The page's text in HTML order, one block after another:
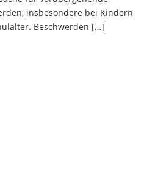
insbesondere bei Kindern
Beschwerden […]